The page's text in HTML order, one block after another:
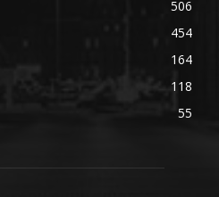
506
454
164
118
55